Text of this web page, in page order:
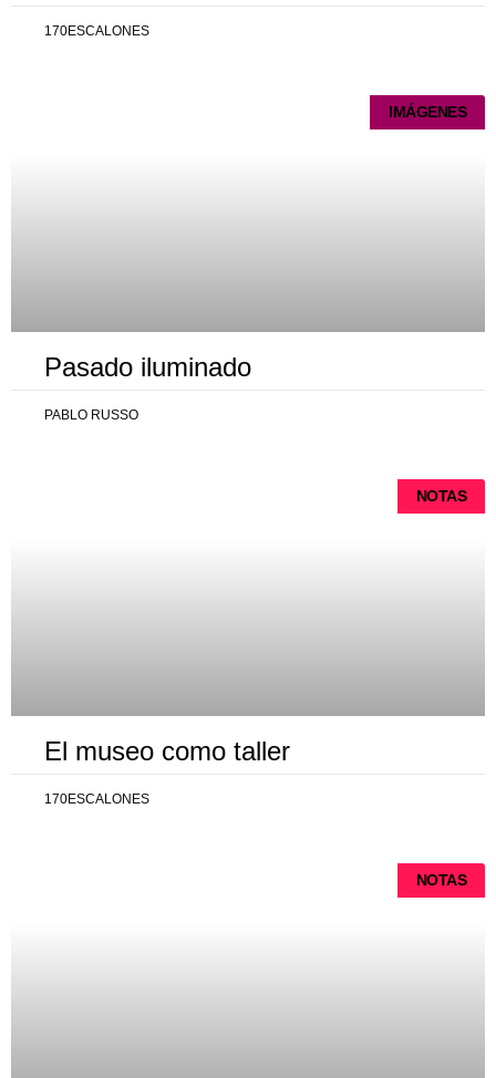
170ESCALONES
IMÁGENES
Pasado iluminado
PABLO RUSSO
NOTAS
El museo como taller
170ESCALONES
NOTAS